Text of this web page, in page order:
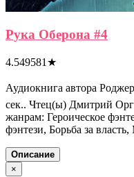
Рука Оберона #4
4.549581 ★
Аудиокнига автора
сек.. Чтец(ы) Дмитрий
жанрам: Героическое
фэнтези, Борьба за
Описание
×